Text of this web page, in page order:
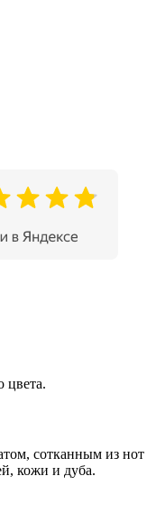
цвета.
сотканным из нот
кожи и дуба.